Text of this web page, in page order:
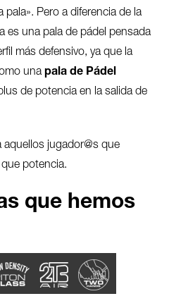
pala». Pero a diferencia de la
es una pala de pádel pensada
más defensivo, ya que la
una pala de Pádel
de potencia en la salida de
aquellos jugador@s que
potencia.
que hemos